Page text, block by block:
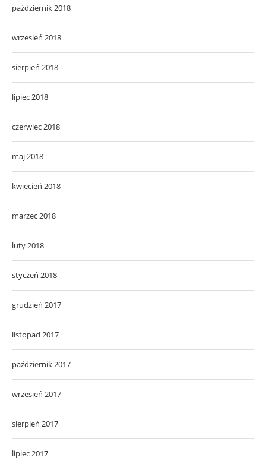
październik 2018
wrzesień 2018
sierpień 2018
lipiec 2018
czerwiec 2018
maj 2018
kwiecień 2018
marzec 2018
luty 2018
styczeń 2018
grudzień 2017
listopad 2017
październik 2017
wrzesień 2017
sierpień 2017
lipiec 2017